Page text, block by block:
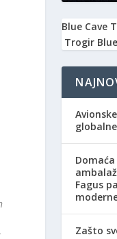
Blue Cave
Trogir
Fagus
Zašto